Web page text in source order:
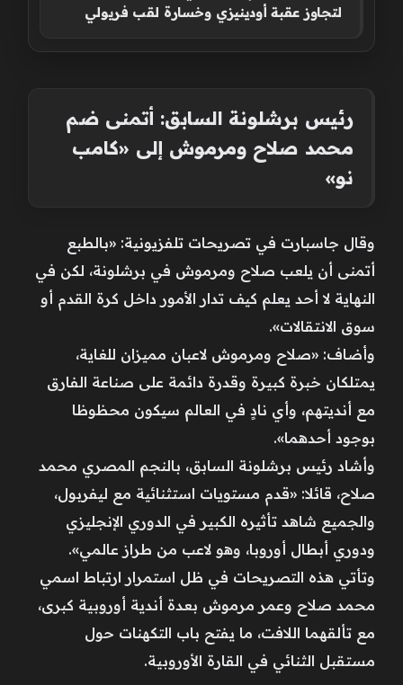
لتجاوز عقبة أودينيزي وخسارة لقب فريولي
رئيس برشلونة السابق: أتمنى ضم
محمد صلاح ومرموش إلى «كامب
نو»
وقال جاسبارت في تصريحات تلفزيونية: «بالطبع
أتمنى أن يلعب صلاح ومرموش في برشلونة، لكن في
النهاية لا أحد يعلم كيف تدار الأمور داخل كرة القدم أو
سوق الانتقالات».
وأضاف: «صلاح ومرموش لاعبان مميزان للغاية،
يمتلكان خبرة كبيرة وقدرة دائمة على صناعة الفارق
مع أنديتهم، وأي نادٍ في العالم سيكون محظوظا
بوجود أحدهما».
وأشاد رئيس برشلونة السابق، بالنجم المصري محمد
صلاح، قائلا: «قدم مستويات استثنائية مع ليفربول،
والجميع شاهد تأثيره الكبير في الدوري الإنجليزي
ودوري أبطال أوروبا، وهو لاعب من طراز عالمي».
وتأتي هذه التصريحات في ظل استمرار ارتباط اسمي
محمد صلاح وعمر مرموش بعدة أندية أوروبية كبرى،
مع تألقهما اللافت، ما يفتح باب التكهنات حول
مستقبل الثنائي في القارة الأوروبية.